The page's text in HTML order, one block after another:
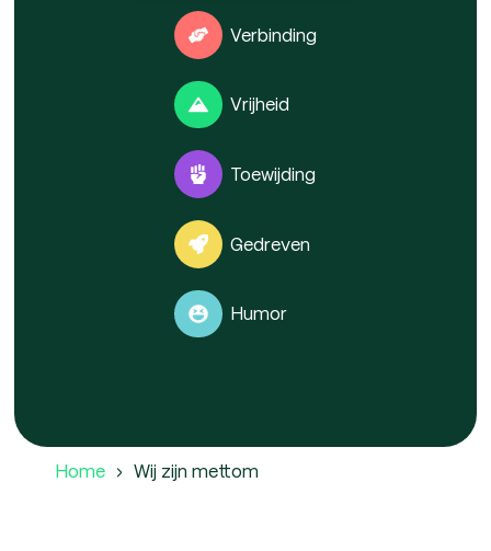
Verbinding
Vrijheid
Toewijding
Gedreven
Humor
Home Wij zijn mettom